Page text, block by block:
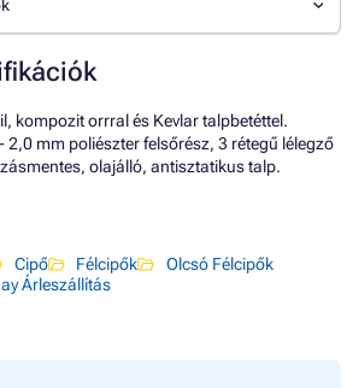
kompozit orrral és Kevlar talpbetéttel.
mm poliészter felsőrész, 3 rétegű lélegző
olajálló, antisztatikus talp.
Cipő Félcipők
Olcsó Félcipők
Árleszállítás